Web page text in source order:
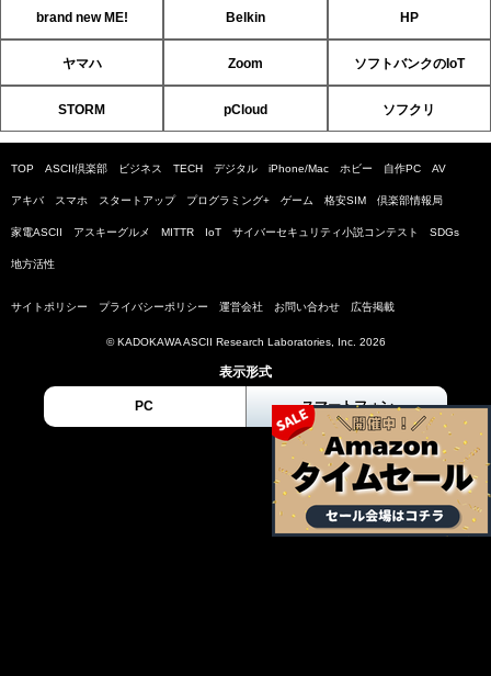
brand new ME! Belkin HP
ヤマハ Zoom ソフトバンクのIoT
STORM pCloud ソフクリ
TOP ASCII倶楽部 ビジネス TECH デジタル iPhone/Mac ホビー 自作PC AV
アキバ スマホ スタートアップ プログラミング+ ゲーム 格安SIM 倶楽部情報局
家電ASCII アスキーグルメ MITTR IoT サイバーセキュリティ小説コンテスト SDGs
地方活性
サイトポリシー プライバシーポリシー 運営会社 お問い合わせ 広告掲載
© KADOKAWA ASCII Research Laboratories, Inc. 2026
表示形式
PC スマートフォン